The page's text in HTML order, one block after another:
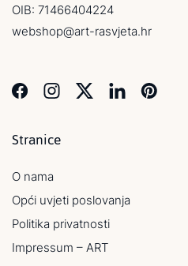
OIB: 71466404224
webshop@art-rasvjeta.hr
Stranice
O nama
Opći uvjeti poslovanja
Politika privatnosti
Impressum – ART